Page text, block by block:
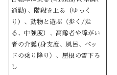
通勤)、階段を上る（ゆっく
り）、動物と遊ぶ（歩く/走
る、中強度）、高齢者や障がい
者の介護(身支度、風呂、ベッ
ドの乗り降り）、屋根の雪下ろ
し